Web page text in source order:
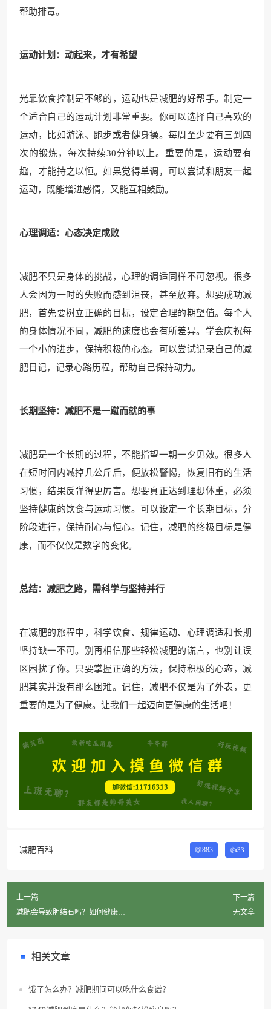
帮助排毒。
运动计划：动起来，才有希望
光靠饮食控制是不够的，运动也是减肥的好帮手。制定一
个适合自己的运动计划非常重要。你可以选择自己喜欢的
运动，比如游泳、跑步或者健身操。每周至少要有三到四
次的锻炼，每次持续30分钟以上。重要的是，运动要有
趣，才能持之以恒。如果觉得单调，可以尝试和朋友一起
运动，既能增进感情，又能互相鼓励。
心理调适：心态决定成败
减肥不只是身体的挑战，心理的调适同样不可忽视。很多
人会因为一时的失败而感到沮丧，甚至放弃。想要成功减
肥，首先要树立正确的目标，设定合理的期望值。每个人
的身体情况不同，减肥的速度也会有所差异。学会庆祝每
一个小的进步，保持积极的心态。可以尝试记录自己的减
肥日记，记录心路历程，帮助自己保持动力。
长期坚持：减肥不是一蹴而就的事
减肥是一个长期的过程，不能指望一朝一夕见效。很多人
在短时间内减掉几公斤后，便放松警惕，恢复旧有的生活
习惯，结果反弹得更厉害。想要真正达到理想体重，必须
坚持健康的饮食与运动习惯。可以设定一个长期目标，分
阶段进行，保持耐心与恒心。记住，减肥的终极目标是健
康，而不仅仅是数字的变化。
总结：减肥之路，需科学与坚持并行
在减肥的旅程中，科学饮食、规律运动、心理调适和长期
坚持缺一不可。别再相信那些轻松减肥的谎言，也别让误
区困扰了你。只要掌握正确的方法，保持积极的心态，减
肥其实并没有那么困难。记住，减肥不仅是为了外表，更
重要的是为了健康。让我们一起迈向更健康的生活吧！
减肥百科 📖883 👍33
上一篇
减肥会导致胆结石吗？如何健康瘦
下一篇
无文章
相关文章
饿了怎么办？减肥期间可以吃什么食谱？